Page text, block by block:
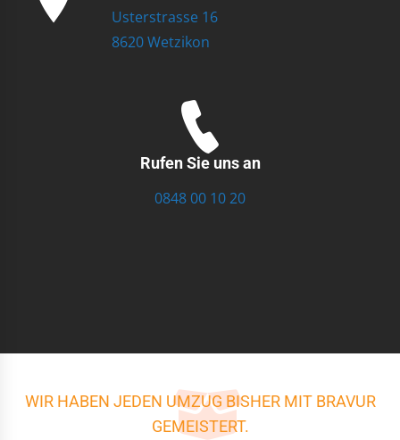
Usterstrasse 16
8620 Wetzikon
Rufen Sie uns an
0848 00 10 20
WIR HABEN JEDEN UMZUG BISHER MIT BRAVUR
GEMEISTERT.